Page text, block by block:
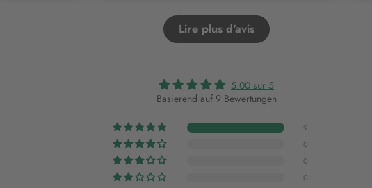
Lire plus d'avis
5.00 sur 5
Basierend auf 9 Bewertungen
9
0
0
0